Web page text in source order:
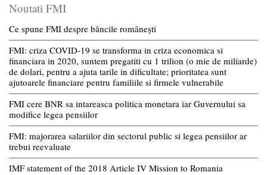
Noutati FMI
Ce spune FMI despre băncile românești
FMI: criza COVID-19 se transforma in criza economica si
financiara in 2020, suntem pregatiti cu 1 trilion (o mie de miliarde)
de dolari, pentru a ajuta tarile in dificultate; prioritatea sunt
ajutoarele financiare pentru familiile si firmele vulnerabile
FMI cere BNR sa intareasca politica monetara iar Guvernului sa
modifice legea pensiilor
FMI: majorarea salariilor din sectorul public si legea pensiilor ar
trebui reevaluate
IMF statement of the 2018 Article IV Mission to Romania